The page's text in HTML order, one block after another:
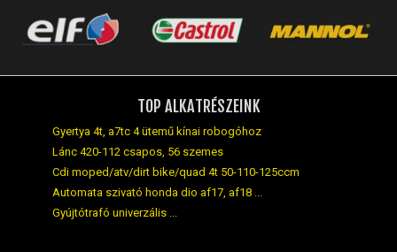
TOP ALKATRÉSZEINK
Gyertya 4t, a7tc 4 ütemű kínai robogóhoz
Lánc 420-112 csapos, 56 szemes
Cdi moped/atv/dirt bike/quad 4t 50-110-125ccm
Automata szivató honda dio af17, af18 ...
Gyújtótrafó univerzális ...